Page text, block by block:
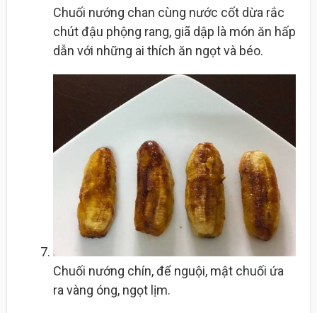
Chuối nướng chan cùng nước cốt dừa rắc
chút đậu phộng rang, giã dập là món ăn hấp
dẫn với những ai thích ăn ngọt và béo.
Chuối nướng chín, để nguội, mật chuối ứa
ra vàng óng, ngọt lịm.